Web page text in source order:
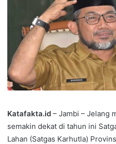
Katafakta.id – Jambi – Jelang
semakin dekat di tahun ini
Lahan (Satgas Karhutla)